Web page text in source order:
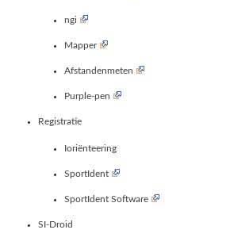
ngi
Mapper
Afstandenmeten
Purple-pen
Registratie
Ioriënteering
SportIdent
SportIdent Software
SI-Droid